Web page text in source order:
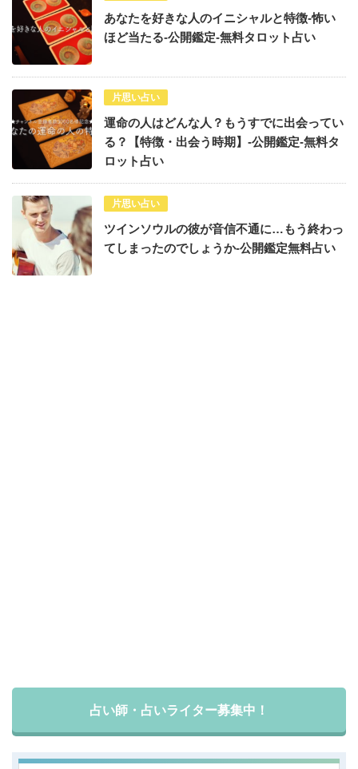
あなたを好きな人のイニシャルと特徴-怖い
ほど当たる-公開鑑定-無料タロット占い
片思い占い
運命の人はどんな人？もうすでに出会ってい
る？【特徴・出会う時期】-公開鑑定-無料タ
ロット占い
片思い占い
ツインソウルの彼が音信不通に…もう終わっ
てしまったのでしょうか-公開鑑定無料占い
占い師・占いライター募集中！